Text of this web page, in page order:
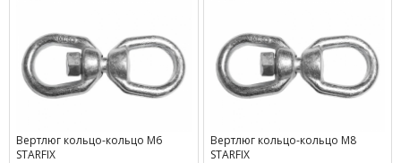
Вертлюг кольцо-кольцо М6
STARFIX
Вертлюг кольцо-кольцо М8
STARFIX